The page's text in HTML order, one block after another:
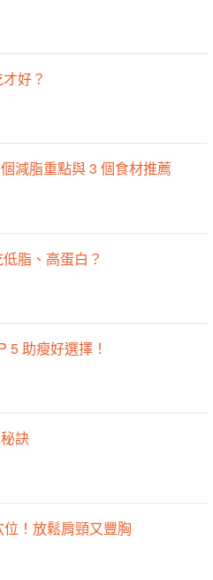
好？
減脂重點與 3 個食材推薦
脂、高蛋白？
5 助瘦好選擇！
訣
！放鬆肩頸又豐胸